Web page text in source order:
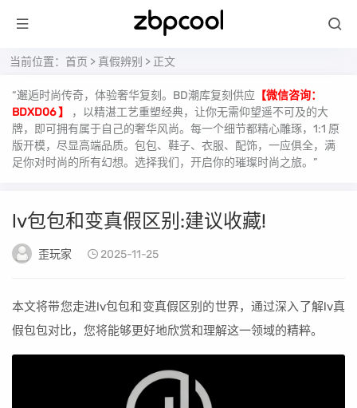
当前位置： 首页 > 真假辨别 > 正文
“邂逅时尚传奇，体验奢华复刻。BD潮库复刻供应 【微信咨询：
BDXD06 】
，以精湛工艺重塑经典，让你无需仰望遥不可及的大
牌，即可拥有属于自己的奢华风尚。每一个细节都精心雕琢，1:1 原
版开模，尽显高端品质。包包、鞋子、衣服、配饰，一应俱全，满
足你对时尚的所有幻想。选择我们，开启你的璀璨时尚之旅。”
lv包包和变真假区别:建议收藏!
歪玩家 2025-11-25
本文将带您走进lv包包和变真假区别的世界，通过深入了解lv真
假包包对比，您将能够更好地欣赏和理解这一领域的精粹。